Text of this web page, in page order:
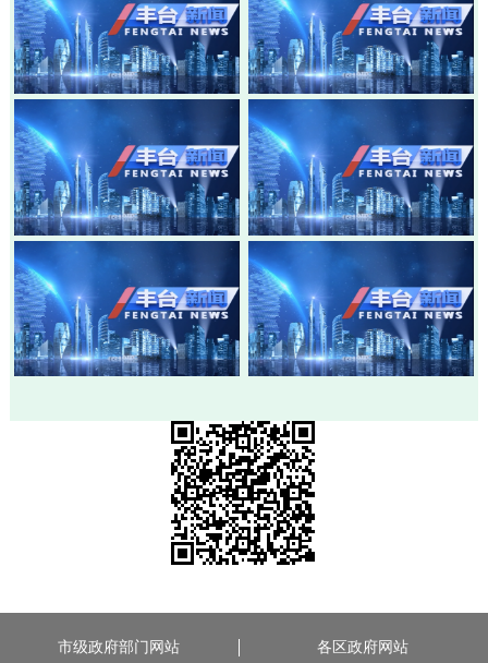
20260805-丰台新闻
20260803-丰台新闻
20260730-丰台新闻
20260728-丰台新闻
20260724-丰台新闻
市级政府部门网站 各区政府网站